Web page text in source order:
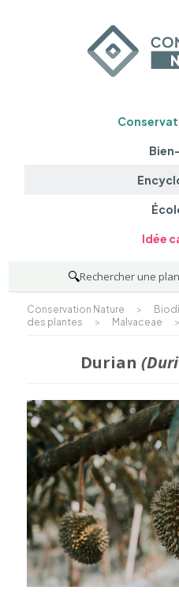
Idée
🔍Rechercher une
Conservation Nature >
des plantes
> Malvaceae >
Durian